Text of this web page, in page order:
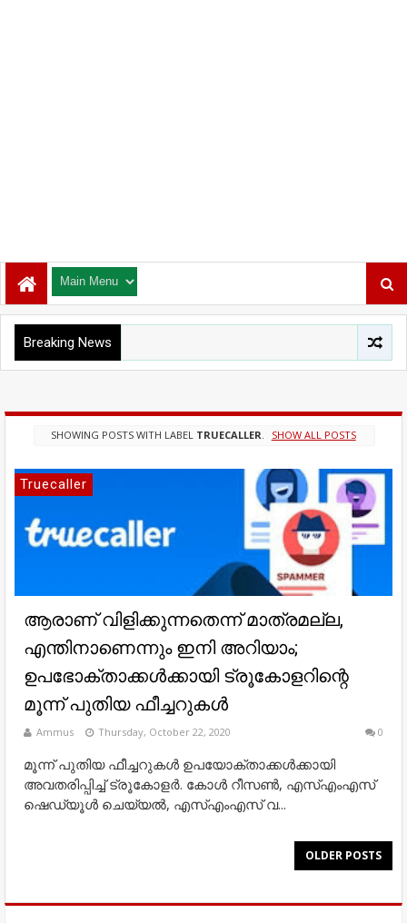
Breaking News
SHOWING POSTS WITH LABEL TRUECALLER SHOW ALL POSTS
Truecaller
ആരാണ് വിളിക്കുന്നതെന്ന് മാത്രമല്ല,
എന്തിനാണെന്നും ഇനി അറിയാം;
ഉപഭോക്താക്കള്‍ക്കായി ട്രൂകോളറിന്റെ
മൂന്ന് പുതിയ ഫീച്ചറുകള്‍
Ammus Thursday, October 22, 2020 0
മൂന്ന് പുതിയ ഫീച്ചറുകള്‍ ഉപയോക്താക്കള്‍ക്കായി
അവതരിപ്പിച്ച്‌ ട്രൂകോളര്‍. കോള്‍ റീസണ്‍, എസ്‌എംഎസ്
ഷെഡ്യൂള്‍ ചെയ്യല്‍, എസ്‌എംഎസ് വ...
OLDER POSTS